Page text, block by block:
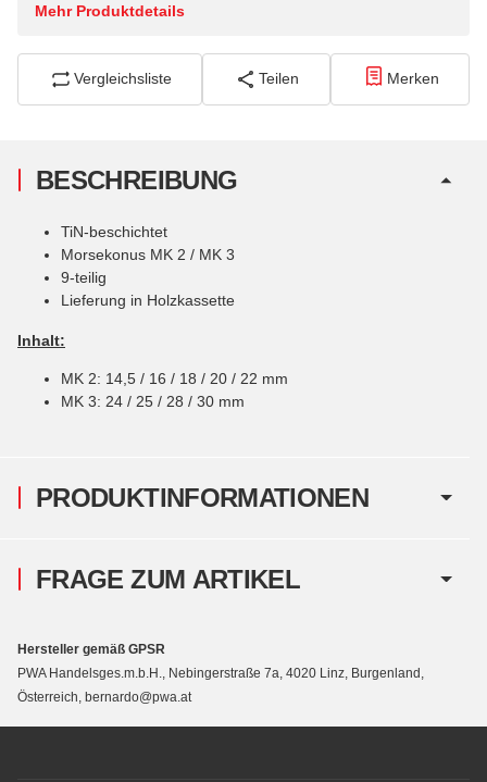
Mehr Produktdetails
Vergleichsliste Teilen Merken
PRODUKTINFORMATIONEN
BESCHREIBUNG
TiN-beschichtet
Morsekonus MK 2 / MK 3
9-teilig
Lieferung in Holzkassette
Inhalt:
MK 2: 14,5 / 16 / 18 / 20 / 22 mm
MK 3: 24 / 25 / 28 / 30 mm
FRAGE ZUM ARTIKEL
Hersteller gemäß GPSR
PWA Handelsges.m.b.H., Nebingerstraße 7a, 4020 Linz, Burgenland,
Österreich, bernardo@pwa.at